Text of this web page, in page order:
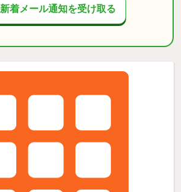
新着メール通知を受け取る